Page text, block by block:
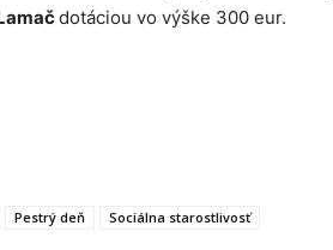
dotáciou vo výške 300 eur.
Pestrý deň Sociálna starostlivosť